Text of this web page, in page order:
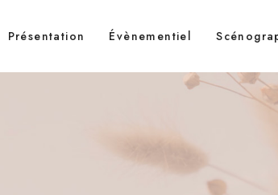
Présentation Évènementiel